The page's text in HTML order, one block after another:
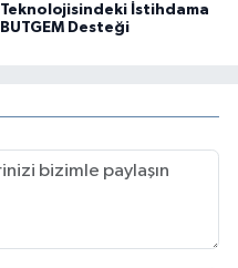
Teknolojisindeki İstihdama
BUTGEM Desteği